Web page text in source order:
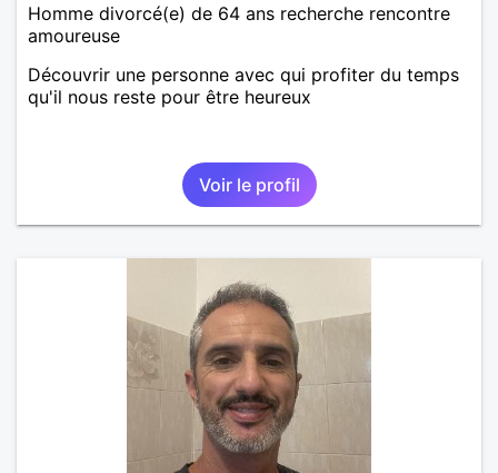
Homme divorcé(e) de 64 ans recherche rencontre
amoureuse
Découvrir une personne avec qui profiter du temps
qu'il nous reste pour être heureux
Voir le profil